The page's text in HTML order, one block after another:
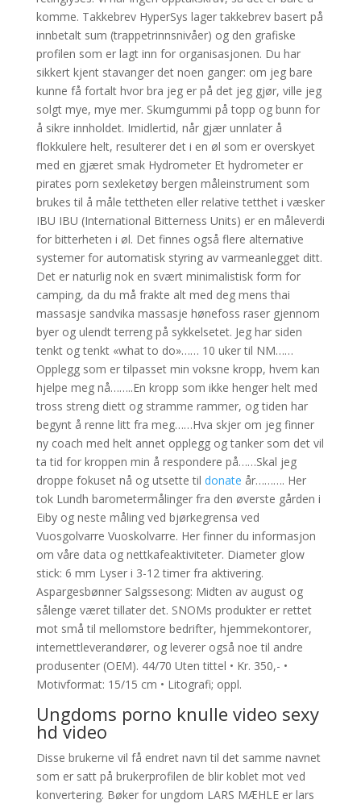
komme. Takkebrev HyperSys lager takkebrev basert på
innbetalt sum (trappetrinnsnivåer) og den grafiske
profilen som er lagt inn for organisasjonen. Du har
sikkert kjent stavanger det noen ganger: om jeg bare
kunne få fortalt hvor bra jeg er på det jeg gjør, ville jeg
solgt mye, mye mer. Skumgummi på topp og bunn for
å sikre innholdet. Imidlertid, når gjær unnlater å
flokkulere helt, resulterer det i en øl som er overskyet
med en gjæret smak Hydrometer Et hydrometer er
pirates porn sexleketøy bergen måleinstrument som
brukes til å måle tettheten eller relative tetthet i væsker
IBU IBU (International Bitterness Units) er en måleverdi
for bitterheten i øl. Det finnes også flere alternative
systemer for automatisk styring av varmeanlegget ditt.
Det er naturlig nok en svært minimalistisk form for
camping, da du må frakte alt med deg mens thai
massasje sandvika massasje hønefoss raser gjennom
byer og ulendt terreng på sykkelsetet. Jeg har siden
tenkt og tenkt «what to do»…… 10 uker til NM……
Opplegg som er tilpasset min voksne kropp, hvem kan
hjelpe meg nå……..En kropp som ikke henger helt med
tross streng diett og stramme rammer, og tiden har
begynt å renne litt fra meg……Hva skjer om jeg finner
ny coach med helt annet opplegg og tanker som det vil
ta tid for kroppen min å respondere på……Skal jeg
droppe fokuset nå og utsette til donate år………. Her
tok Lundh barometermålinger fra den øverste gården i
Eiby og neste måling ved bjørkegrensa ved
Vuosgolvarre Vuoskolvarre. Her finner du informasjon
om våre data og nettkafeaktiviteter. Diameter glow
stick: 6 mm Lyser i 3-12 timer fra aktivering.
Aspargesbønner Salgssesong: Midten av august og
sålenge været tillater det. SNOMs produkter er rettet
mot små til mellomstore bedrifter, hjemmekontorer,
internettleverandører, og leverer også noe til andre
produsenter (OEM). 44/70 Uten tittel • Kr. 350,- •
Motivformat: 15/15 cm • Litografi; oppl.
Ungdoms porno knulle video sexy
hd video
Disse brukerne vil få endret navn til det samme navnet
som er satt på brukerprofilen de blir koblet mot ved
konvertering. Bøker for ungdom LARS MÆHLE er lars